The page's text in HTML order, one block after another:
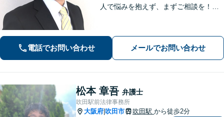
人で悩みを抱えず、まずご相談を！き
します。当日・夜間・電話相談可能で
す。【法テラス利用可】【WEB面談
可】
電話でお問い合わせ メールでお問い合わせ
松本 章吾 弁護士
吹田駅前法律事務所
大阪府 吹田市 吹田駅 から徒歩2分